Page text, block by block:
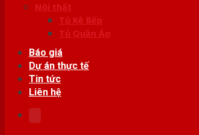
Nội thất
Tủ Kệ Bếp
Tủ Quần Áo
Báo giá
Dự án thực tế
Tin tức
Liên hệ